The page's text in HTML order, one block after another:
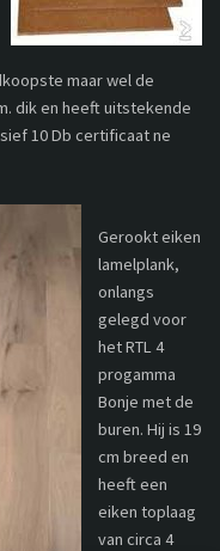
maar wel de
dik en heeft uitstekende
10 Db certificaat ne
Gerookt eiken
lamelplank,
onlangs
gelegd voor
het RTL 4
progamma
Bonje met de
buren. Hij is 19
cm breed en
heeft een
eiken toplaag
van circa 4